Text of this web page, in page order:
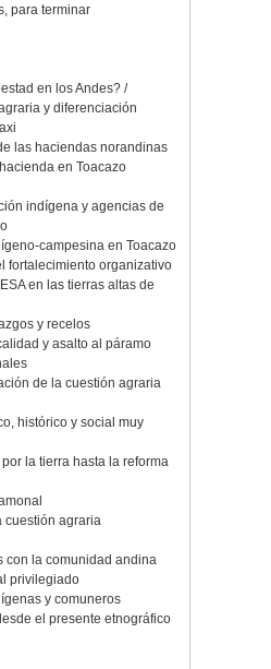
para terminar
en los Andes? /
y diferenciación
las haciendas norandinas
en Toacazo
indígena y agencias de
campesina en Toacazo
fortalecimiento organizativo
en las tierras altas de
y recelos
y asalto al páramo
de la cuestión agraria
histórico y social muy
la tierra hasta la reforma
cuestión agraria
con la comunidad andina
privilegiado
y comuneros
el presente etnográfico